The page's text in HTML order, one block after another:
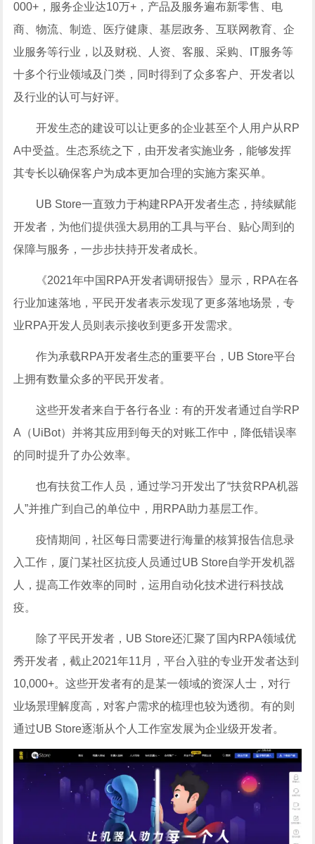
000+，服务企业达10万+，产品及服务遍布新零售、电
商、物流、制造、医疗健康、基层政务、互联网教育、企
业服务等行业，以及财税、人资、客服、采购、IT服务等
十多个行业领域及门类，同时得到了众多客户、开发者以
及行业的认可与好评。
开发生态的建设可以让更多的企业甚至个人用户从RP
A中受益。生态系统之下，由开发者实施业务，能够发挥
其专长以确保客户为成本更加合理的实施方案买单。
UB Store一直致力于构建RPA开发者生态，持续赋能
开发者，为他们提供强大易用的工具与平台、贴心周到的
保障与服务，一步步扶持开发者成长。
《2021年中国RPA开发者调研报告》显示，RPA在各
行业加速落地，平民开发者表示发现了更多落地场景，专
业RPA开发人员则表示接收到更多开发需求。
作为承载RPA开发者生态的重要平台，UB Store平台
上拥有数量众多的平民开发者。
这些开发者来自于各行各业：有的开发者通过自学RP
A（UiBot）并将其应用到每天的对账工作中，降低错误率
的同时提升了办公效率。
也有扶贫工作人员，通过学习开发出了“扶贫RPA机器
人”并推广到自己的单位中，用RPA助力基层工作。
疫情期间，社区每日需要进行海量的核算报告信息录
入工作，厦门某社区抗疫人员通过UB Store自学开发机器
人，提高工作效率的同时，运用自动化技术进行科技战
疫。
除了平民开发者，UB Store还汇聚了国内RPA领域优
秀开发者，截止2021年11月，平台入驻的专业开发者达到
10,000+。这些开发者有的是某一领域的资深人士，对行
业场景理解度高，对客户需求的梳理也较为透彻。有的则
通过UB Store逐渐从个人工作室发展为企业级开发者。